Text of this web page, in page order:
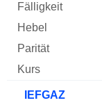
IEFGAZ